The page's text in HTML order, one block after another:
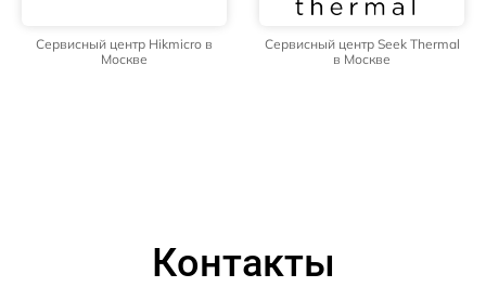
Сервисный центр Hikmicro в
Москве
Сервисный центр Seek Thermal
в Москве
Контакты